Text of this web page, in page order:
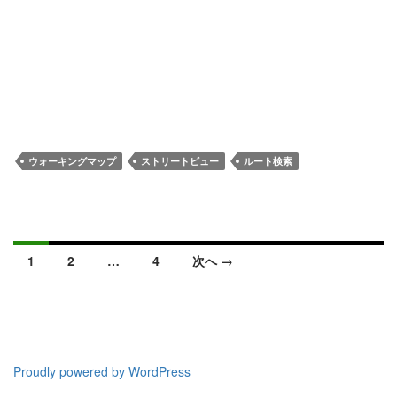
ウォーキングマップ ストリートビュー ルート検索
投
ー
1 2 … 4 次へ →
Proudly powered by WordPress